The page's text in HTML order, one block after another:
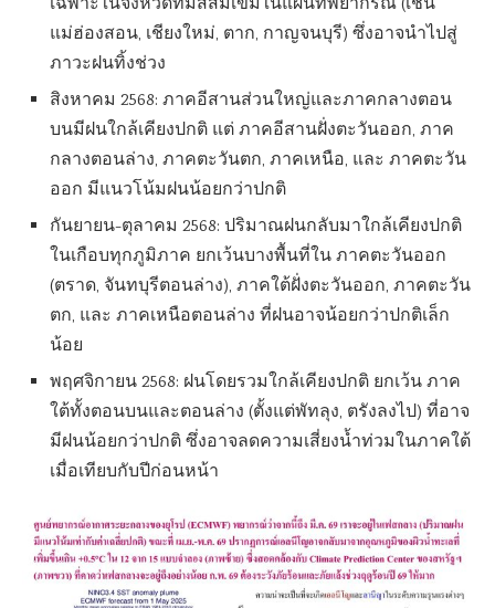
เฉพาะในจังหวัดที่มีสีส้มเข้มในแผนที่พยากรณ์ (เช่น
แม่ฮ่องสอน, เชียงใหม่, ตาก, กาญจนบุรี) ซึ่งอาจนำไปสู่
ภาวะฝนทิ้งช่วง
สิงหาคม 2568: ภาคอีสานส่วนใหญ่และภาคกลางตอน
บนมีฝนใกล้เคียงปกติ แต่ ภาคอีสานฝั่งตะวันออก, ภาค
กลางตอนล่าง, ภาคตะวันตก, ภาคเหนือ, และ ภาคตะวัน
ออก มีแนวโน้มฝนน้อยกว่าปกติ
กันยายน-ตุลาคม 2568: ปริมาณฝนกลับมาใกล้เคียงปกติ
ในเกือบทุกภูมิภาค ยกเว้นบางพื้นที่ใน ภาคตะวันออก
(ตราด, จันทบุรีตอนล่าง), ภาคใต้ฝั่งตะวันออก, ภาคตะวัน
ตก, และ ภาคเหนือตอนล่าง ที่ฝนอาจน้อยกว่าปกติเล็ก
น้อย
พฤศจิกายน 2568: ฝนโดยรวมใกล้เคียงปกติ ยกเว้น ภาค
ใต้ทั้งตอนบนและตอนล่าง (ตั้งแต่พัทลุง, ตรังลงไป) ที่อาจ
มีฝนน้อยกว่าปกติ ซึ่งอาจลดความเสี่ยงน้ำท่วมในภาคใต้
เมื่อเทียบกับปีก่อนหน้า